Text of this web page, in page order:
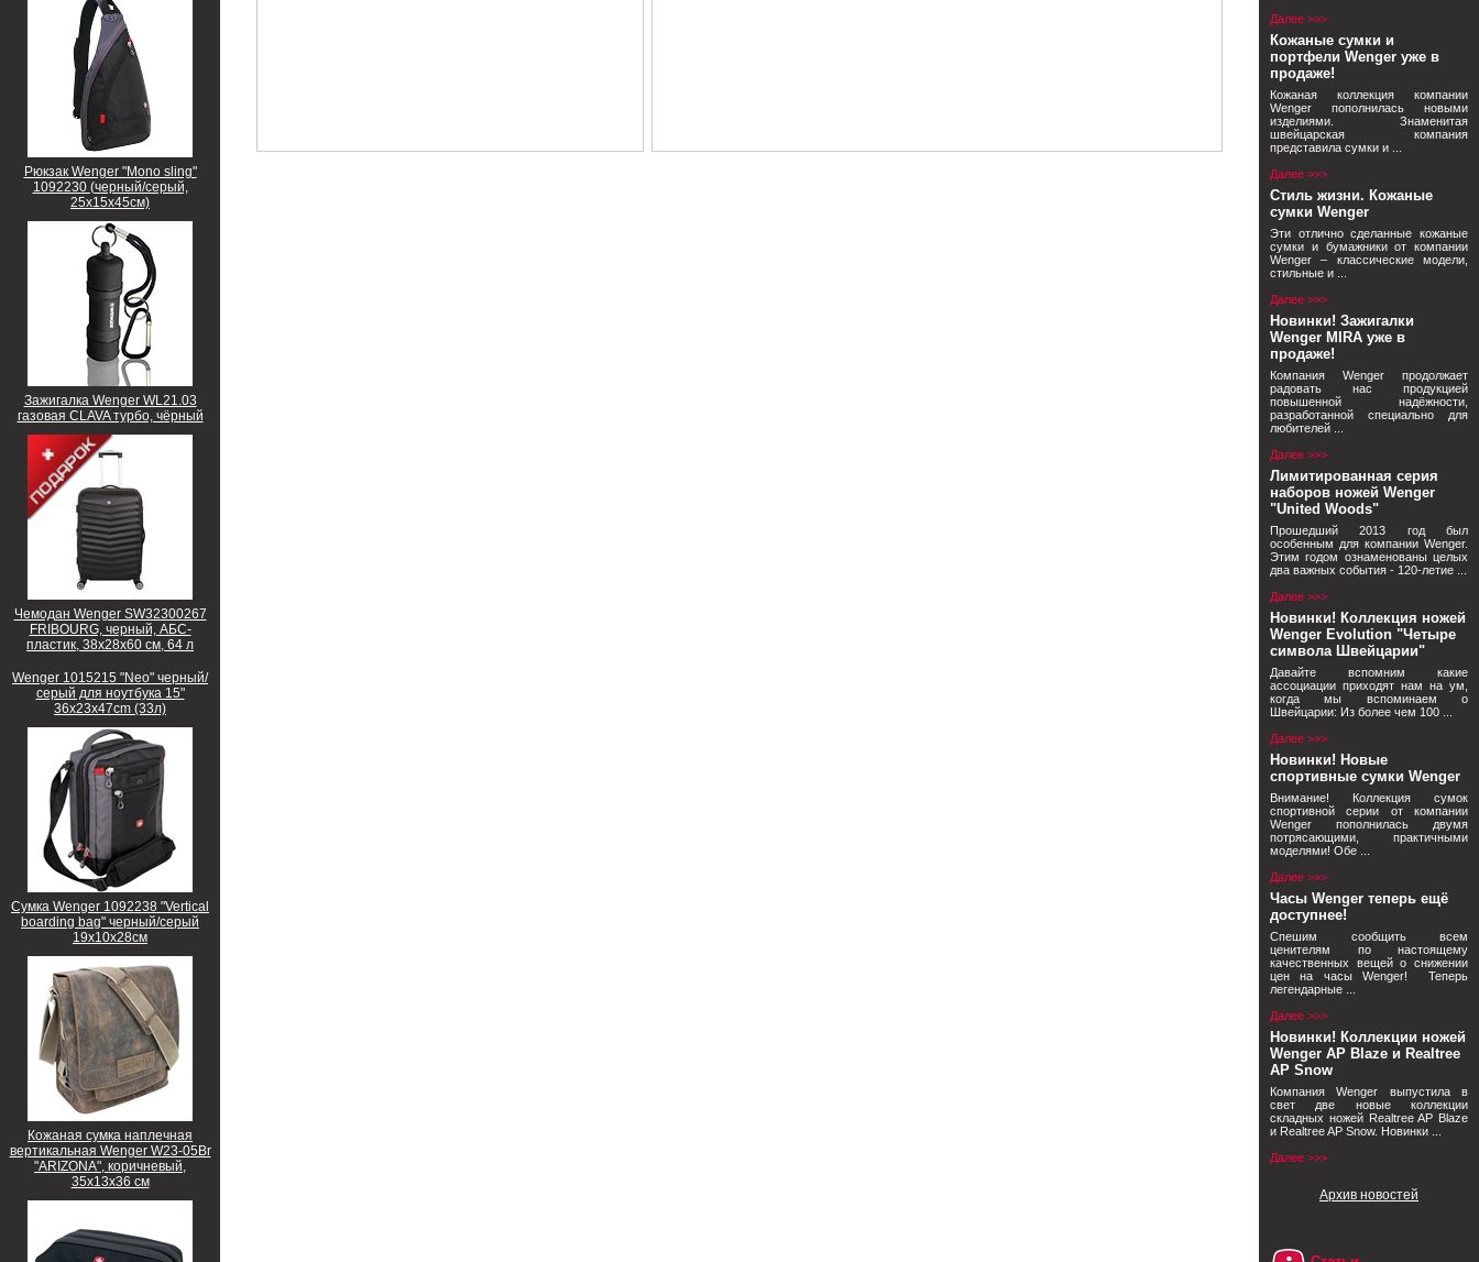
Рюкзак Wenger "Mono sling"
1092230 (черный/серый,
25х15х45см)
Зажигалка Wenger WL21.03
газовая CLAVA турбо, чёрный
Чемодан Wenger SW32300267
FRIBOURG, черный, АБС-
пластик, 38x28x60 см, 64 л
Wenger 1015215 "Neo" черный/
серый для ноутбука 15"
36x23x47cm (33л)
Сумка Wenger 1092238 "Vertical
boarding bag" черный/серый
19х10х28см
Кожаная сумка наплечная
вертикальная Wenger W23-05Br
"ARIZONA", коричневый,
35х13х36 см
Далее >>>
Кожаные сумки и
портфели Wenger уже в
продаже!
Кожаная коллекция компании
Wenger пополнилась новыми
изделиями. Знаменитая
швейцарская компания
представила сумки и ...
Далее >>>
Стиль жизни. Кожаные
сумки Wenger
Эти отлично сделанные кожаные
сумки и бумажники от компании
Wenger – классические модели,
стильные и ...
Далее >>>
Новинки! Зажигалки
Wenger MIRA уже в
продаже!
Компания Wenger продолжает
радовать нас продукцией
повышенной надёжности,
разработанной специально для
любителей ...
Далее >>>
Лимитированная серия
наборов ножей Wenger
"United Woods"
Прошедший 2013 год был
особенным для компании Wenger.
Этим годом ознаменованы целых
два важных события - 120-летие ...
Далее >>>
Новинки! Коллекция ножей
Wenger Evolution "Четыре
символа Швейцарии"
Давайте вспомним какие
ассоциации приходят нам на ум,
когда мы вспоминаем о
Швейцарии: Из более чем 100 ...
Далее >>>
Новинки! Новые
спортивные сумки Wenger
Внимание! Коллекция сумок
спортивной серии от компании
Wenger пополнилась двумя
потрясающими, практичными
моделями! Обе ...
Далее >>>
Часы Wenger теперь ещё
доступнее!
Спешим сообщить всем
ценителям по настоящему
качественных вещей о снижении
цен на часы Wenger! Теперь
легендарные ...
Далее >>>
Новинки! Коллекции ножей
Wenger AP Blaze и Realtree
AP Snow
Компания Wenger выпустила в
свет две новые коллекции
складных ножей Realtree AP Blaze
и Realtree AP Snow. Новинки ...
Далее >>>
Архив новостей